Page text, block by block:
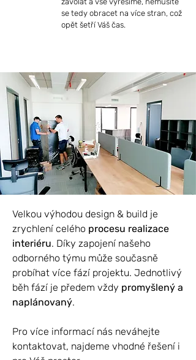
se tedy obracet na více stran, což
opět šetří Váš čas.
Velkou výhodou design & build je
zrychlení celého procesu realizace
interiéru. Díky zapojení našeho
odborného týmu může současně
probíhat více fází projektu. Jednotlivý
běh fází je předem vždy promyšlený a
naplánovaný.
Pro více informací nás neváhejte
kontaktovat, najdeme vhodné řešení i